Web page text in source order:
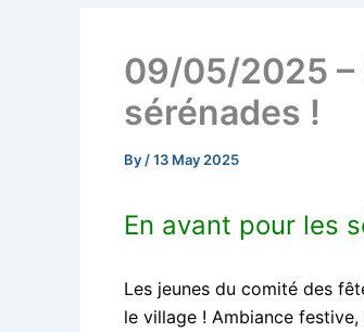
09/05/2025 –
sérénades !
By /13 May 2025
En avant pour les
Les jeunes du comité des
le village ! Ambiance